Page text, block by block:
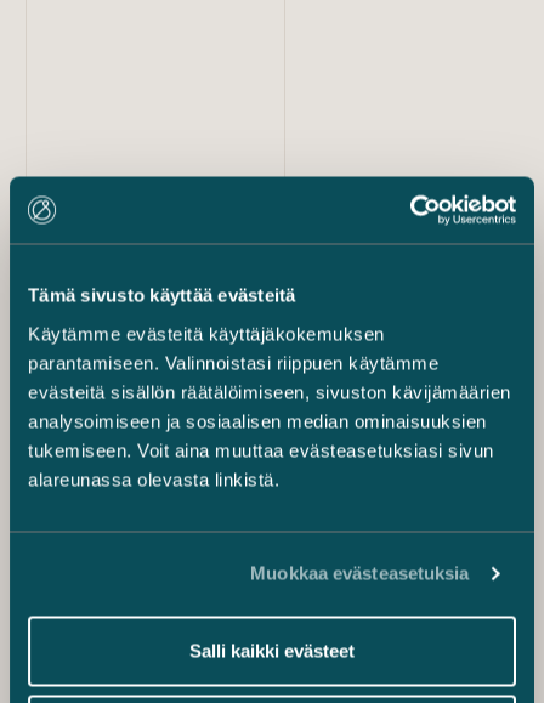
Tämä sivusto käyttää evästeitä
Käytämme evästeitä käyttäjäkokemuksen
parantamiseen. Valinnoistasi riippuen käytämme
evästeitä sisällön räätälöimiseen, sivuston kävijämäärien
analysoimiseen ja sosiaalisen median ominaisuuksien
tukemiseen. Voit aina muuttaa evästeasetuksiasi sivun
alareunassa olevasta linkistä.
Muokkaa evästeasetuksia
Salli kaikki evästeet